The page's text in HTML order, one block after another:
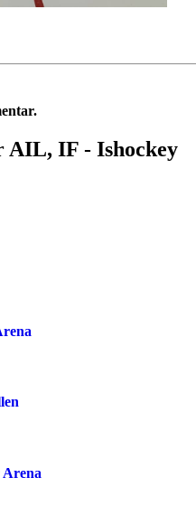
AIL, IF - Ishockey
Arena